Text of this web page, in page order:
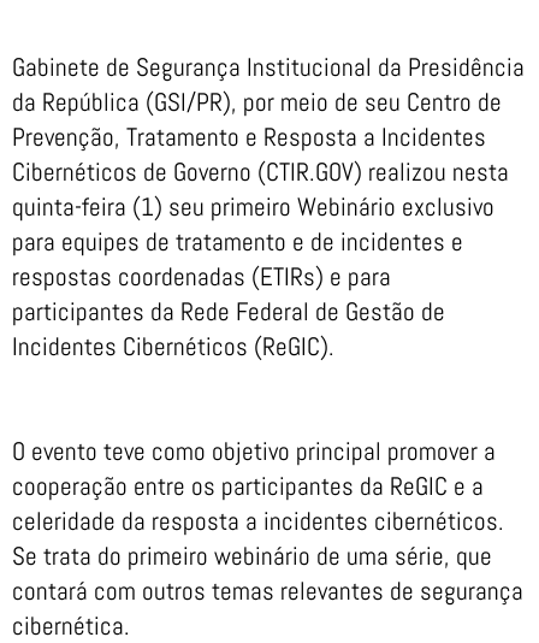
Gabinete de Segurança Institucional da Presidência
da República (GSI/PR), por meio de seu Centro de
Prevenção, Tratamento e Resposta a Incidentes
Cibernéticos de Governo (CTIR.GOV) realizou nesta
quinta-feira (1) seu primeiro Webinário exclusivo
para equipes de tratamento e de incidentes e
respostas coordenadas (ETIRs) e para
participantes da Rede Federal de Gestão de
Incidentes Cibernéticos (ReGIC).
O evento teve como objetivo principal promover a
cooperação entre os participantes da ReGIC e a
celeridade da resposta a incidentes cibernéticos.
Se trata do primeiro webinário de uma série, que
contará com outros temas relevantes de segurança
cibernética.